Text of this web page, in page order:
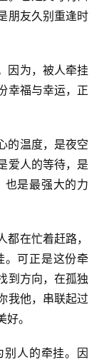
朋友久别重逢时
因为，被人牵挂
幸福与幸运，正
的温度，是夜空
爱人的等待，是
也是最强大的力
在忙着赶路，
。可正是这份牵
到方向，在孤独
我他，串联起过
。
人的牵挂。因